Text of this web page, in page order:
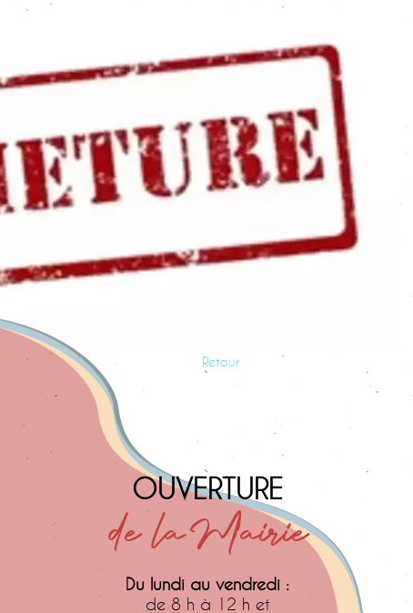
Retour
OUVERTURE
de la Mairie
Du lundi au vendredi :
de 8 h à 12 h et